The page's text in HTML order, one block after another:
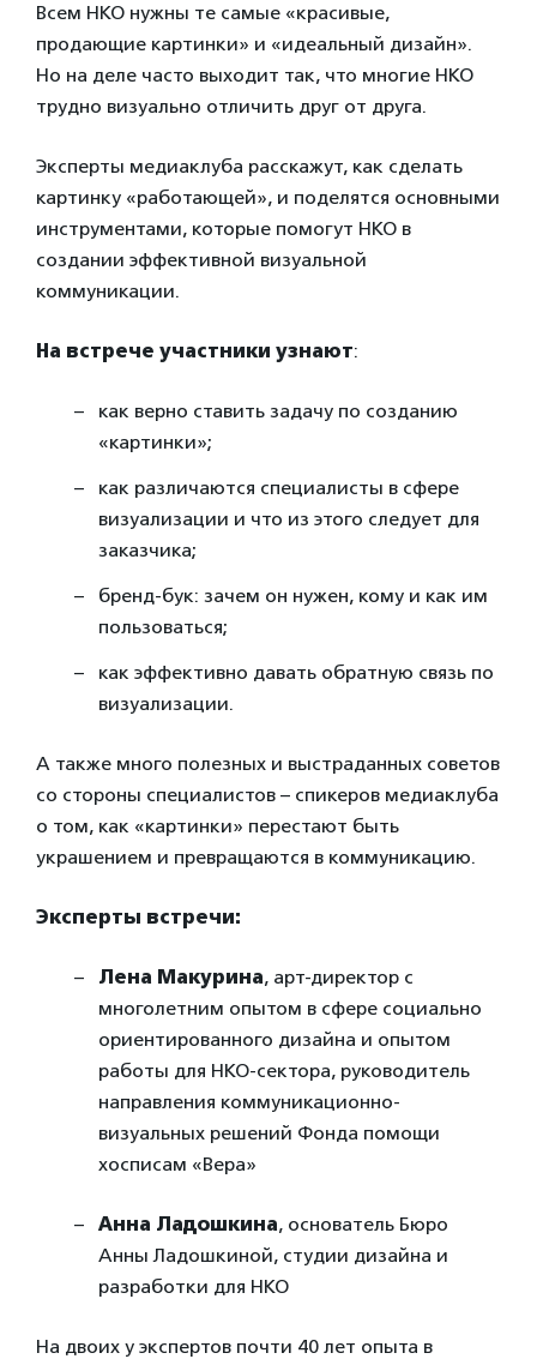
Всем НКО нужны те самые «красивые,
продающие картинки» и «идеальный дизайн».
Но на деле часто выходит так, что многие НКО
трудно визуально отличить друг от друга.
Эксперты медиаклуба расскажут, как сделать
картинку «работающей», и поделятся основными
инструментами, которые помогут НКО в
создании эффективной визуальной
коммуникации.
На встрече участники узнают:
как верно ставить задачу по созданию
«картинки»;
как различаются специалисты в сфере
визуализации и что из этого следует для
заказчика;
бренд-бук: зачем он нужен, кому и как им
пользоваться;
как эффективно давать обратную связь по
визуализации.
А также много полезных и выстраданных советов
со стороны специалистов – спикеров медиаклуба
о том, как «картинки» перестают быть
украшением и превращаются в коммуникацию.
Эксперты встречи:
Лена Макурина, арт-директор с
многолетним опытом в сфере социально
ориентированного дизайна и опытом
работы для НКО-сектора, руководитель
направления коммуникационно-
визуальных решений Фонда помощи
хосписам «Вера»
Анна Ладошкина, основатель Бюро
Анны Ладошкиной, студии дизайна и
разработки для НКО
На двоих у экспертов почти 40 лет опыта в